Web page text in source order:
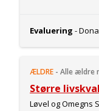
Evaluering -
ÆLDRE - Alle ældre
Større
Løvel og Omegns